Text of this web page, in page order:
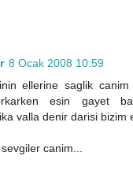
8 Ocak 2008 10:59
ellerine saglik
esin gayet
valla denir darisi bizim
canim...